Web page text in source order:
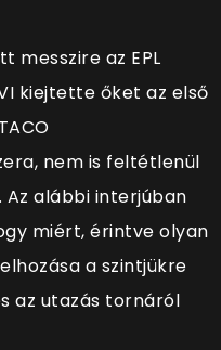
messzire az EPL
kiejtette őket az első
nem is feltétlenül
alábbi interjúban
miért, érintve olyan
a szintjükre
az utazás tornáról